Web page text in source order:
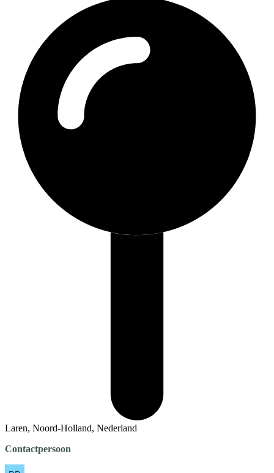
Laren, Noord-Holland, Nederland
Contactpersoon